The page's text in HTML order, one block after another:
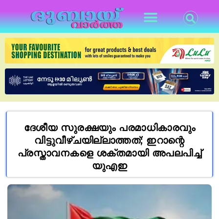
ദേശീയ സുരക്ഷയും പരമാധികാരവും
വിട്ടുവീഴ്ചയില്ലാത്തത്; ഇറാന്റെ
പ്രസ്താവനകളെ ശക്തമായി അപലപിച്ച്
യുഎഇ